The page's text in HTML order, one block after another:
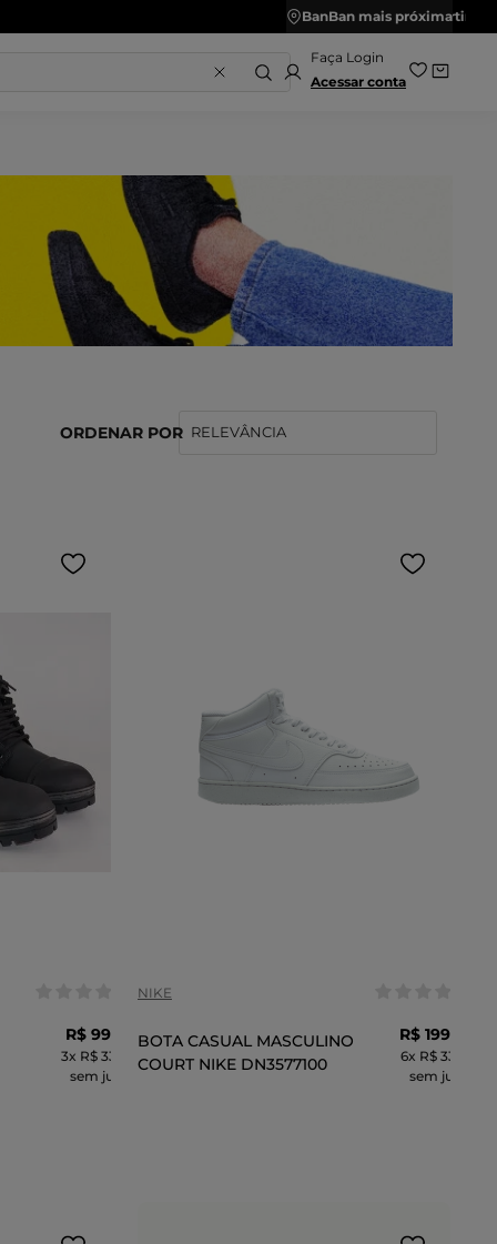
BanBan mais próxima
Acessar conta
ORDENAR POR RELEVÂNCIA
R$ 99,
3x R$ 33,33
sem juros
NIKE
BOTA CASUAL MASCULINO
COURT NIKE DN3577100
R$ 199,
6x R$ 33,33
sem juros